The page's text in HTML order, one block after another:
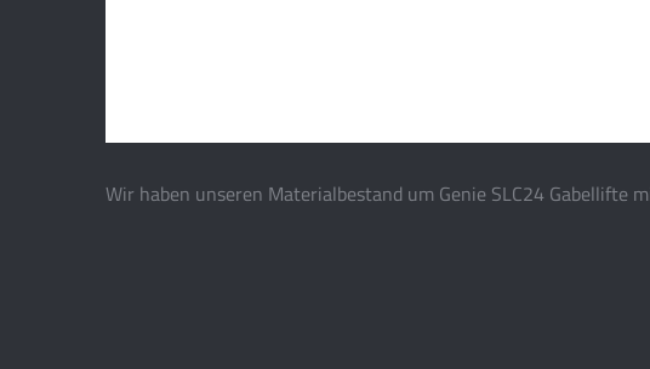
Wir haben unseren Materialbestand um Genie SLC24 Gabellifte